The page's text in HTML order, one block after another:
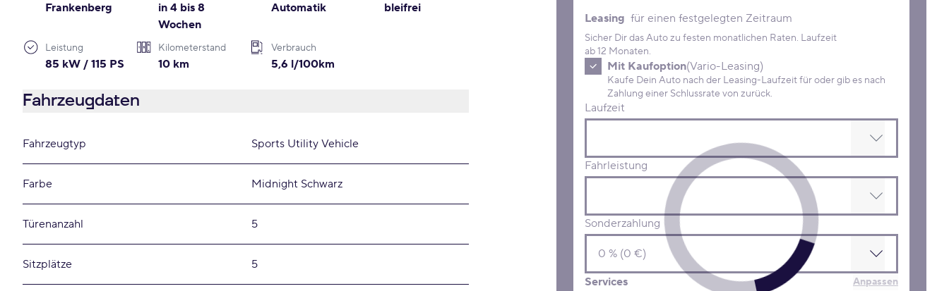
Leasing Konditionen
Leasing für einen festgelegten Zeitraum
Sicher Dir das Auto zu festen monatlichen Raten. Laufzeit
ab 12 Monaten.
Mit Kaufoption(Vario-Leasing)
Kaufe Dein Auto nach der Leasing-Laufzeit für oder gib es nach
Zahlung einer Schlussrate von zurück.
Laufzeit
Fahrleistung
Sonderzahlung
Services Anpassen
Frankenberg
in 4 bis 8
Wochen
Automatik bleifrei
Leistung
85 kW / 115 PS
Kilometerstand
10 km
Verbrauch
5,6 l/100km
Fahrzeugdaten
Fahrzeugtyp Sports Utility Vehicle
Farbe Midnight Schwarz
Türenanzahl 5
Sitzplätze 5